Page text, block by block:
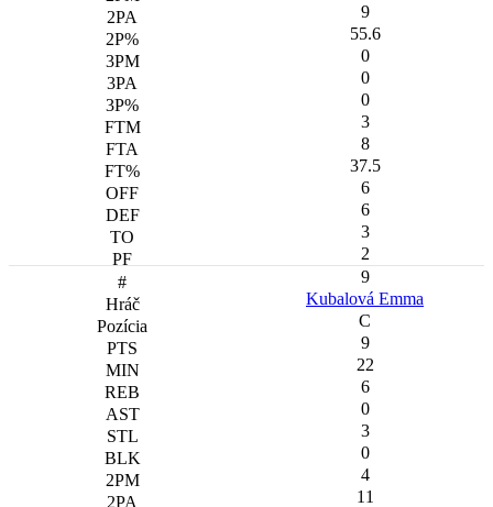
9
55.6
0
0
0
3
8
37.5
6
6
3
2
9
Kubalová Emma
C
9
22
6
0
3
0
4
11